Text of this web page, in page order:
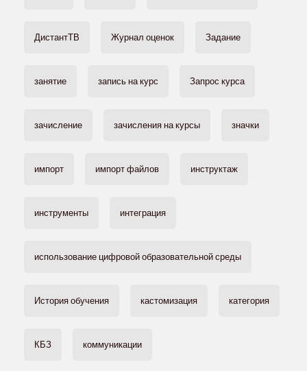
ДистантТВ Журнал оценок Задание
занятие запись на курс Запрос курса
зачисление зачисления на курсы значки
импорт импорт файлов инструктаж
инструменты интеграция
использование цифровой образовательной среды
История обучения кастомизация категория
КБЗ коммуникации